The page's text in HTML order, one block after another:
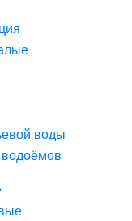
воды
водоёмов